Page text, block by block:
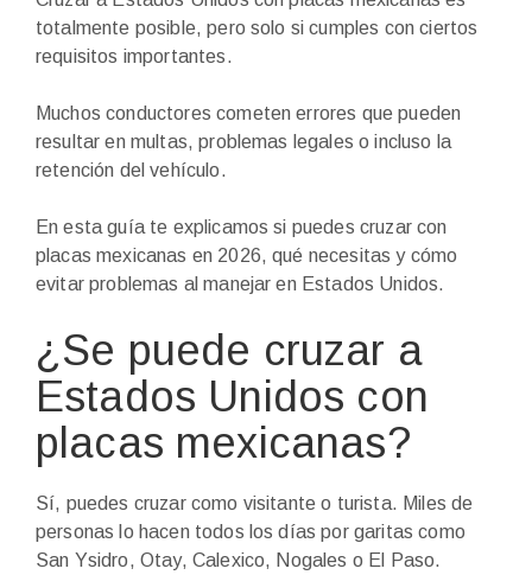
totalmente posible, pero solo si cumples con ciertos
requisitos importantes.
Muchos conductores cometen errores que pueden
resultar en multas, problemas legales o incluso la
retención del vehículo.
En esta guía te explicamos si puedes cruzar con
placas mexicanas en 2026, qué necesitas y cómo
evitar problemas al manejar en Estados Unidos.
¿Se puede cruzar a
Estados Unidos con
placas mexicanas?
Sí, puedes cruzar como visitante o turista. Miles de
personas lo hacen todos los días por garitas como
San Ysidro, Otay, Calexico, Nogales o El Paso.